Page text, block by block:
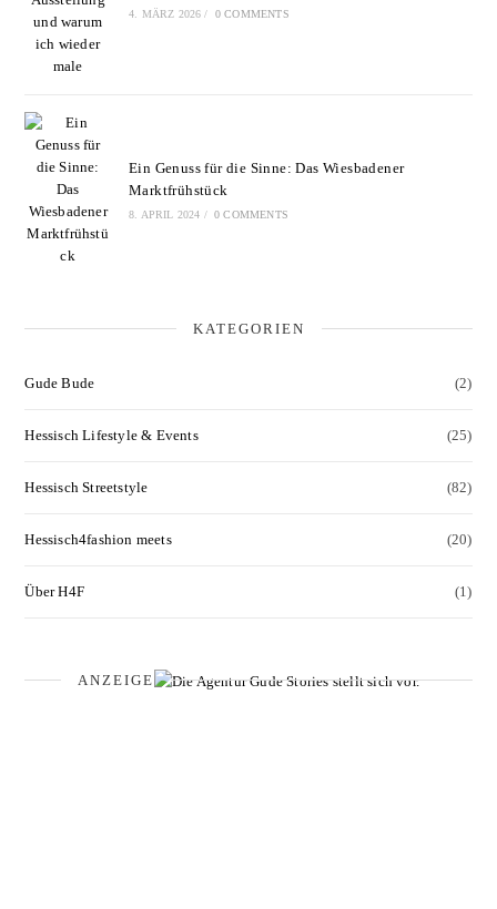
4. MÄRZ 2026 / 0 COMMENTS
Ein Genuss für die Sinne: Das Wiesbadener
Marktfrühstück
8. APRIL 2024 / 0 COMMENTS
KATEGORIEN
Gude Bude (2)
Hessisch Lifestyle & Events (25)
Hessisch Streetstyle (82)
Hessisch4fashion meets (20)
Über H4F (1)
ANZEIGE